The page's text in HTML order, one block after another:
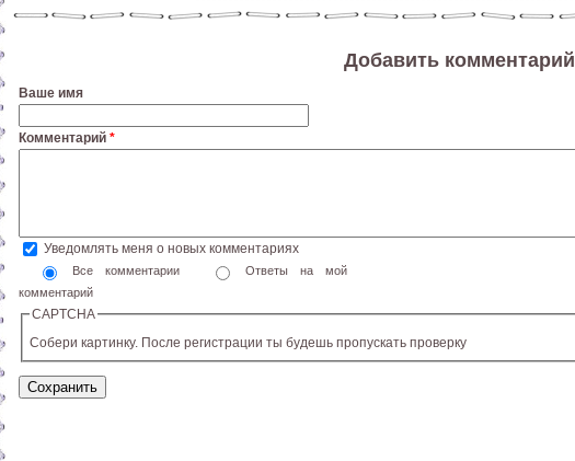
Добавить комментарий
Ваше имя
Комментарий *
Уведомлять меня о новых комментариях
Все комментарии
Ответы на мой
комментарий
CAPTCHA
Собери картинку. После регистрации ты будешь пропускать проверку